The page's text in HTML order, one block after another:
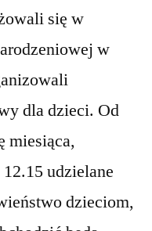
się w
w
dla dzieci. Od
miesiąca,
udzielane
dzieciom,